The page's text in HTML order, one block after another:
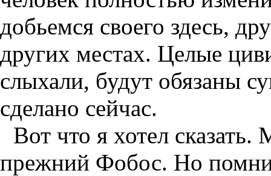
добьемся своего здесь,
других местах. Целые
слыхали, будут обязаны
сделано сейчас.
Вот что я хотел
прежний Фобос. Но